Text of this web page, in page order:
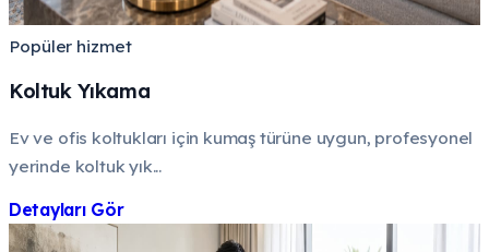
Popüler hizmet
Koltuk Yıkama
Ev ve ofis koltukları için kumaş türüne uygun, profesyonel
yerinde koltuk yık...
Detayları Gör